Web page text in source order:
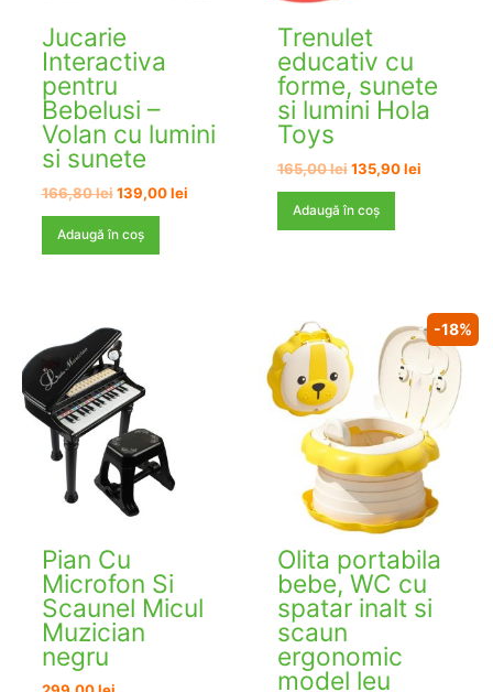
Jucarie
Interactiva
pentru
Bebelusi –
Volan cu lumini
si sunete
166,80lei Prețul
a
fost:
139,00leiPrețul
Adaugă în coș
Trenulet
educativ cu
forme, sunete
si lumini Hola
Toys
165,00lei Prețul
a
fost:
135,90leiPrețul
Adaugă în coș
Pian Cu
Microfon Si
Scaunel Micul
Muzician
negru
-18%
Olita portabila
bebe, WC cu
spatar inalt si
scaun
ergonomic
model leu